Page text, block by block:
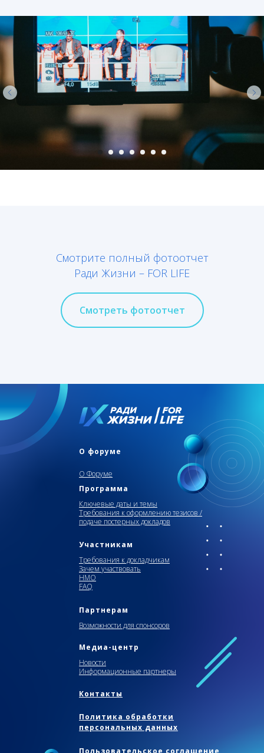
Смотрите полный фотоотчет
Ради Жизни – FOR LIFE
Смотреть фотоотчет
О форуме
О Форуме
Программа
Ключевые даты и темы
Требования к оформлению тезисов /
подаче постерных докладов
Участникам
Требования к докладчикам
Зачем участвовать
НМО
FAQ
Партнерам
Возможности для спонсоров
Медиа-центр
Новости
Информационные партнеры
Контакты
Пользовательское соглашение
Политика обработки
персональных данных